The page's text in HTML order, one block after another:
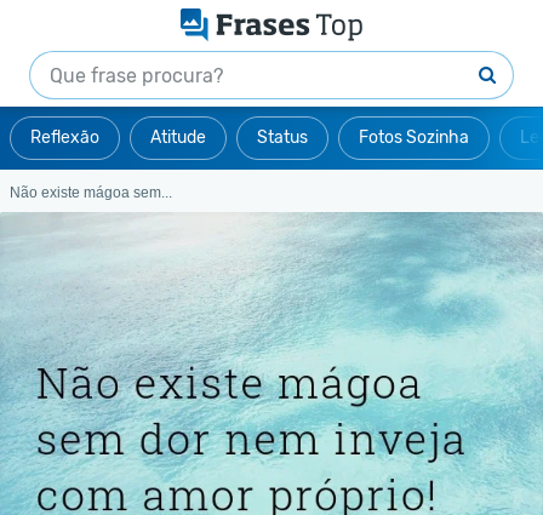
Reflexão Atitude Status Fotos Sozinha
Não existe mágoa sem...